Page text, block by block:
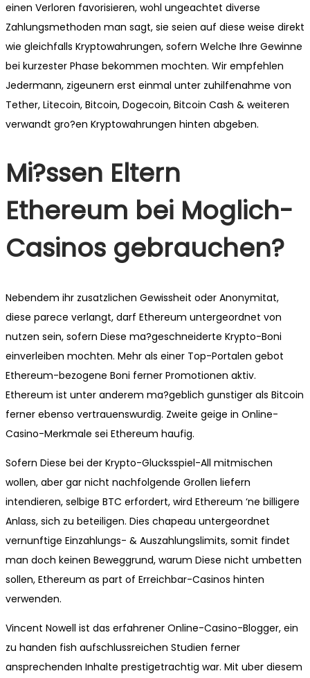
einen Verloren favorisieren, wohl ungeachtet diverse
Zahlungsmethoden man sagt, sie seien auf diese weise direkt
wie gleichfalls Kryptowahrungen, sofern Welche Ihre Gewinne
bei kurzester Phase bekommen mochten. Wir empfehlen
Jedermann, zigeunern erst einmal unter zuhilfenahme von
Tether, Litecoin, Bitcoin, Dogecoin, Bitcoin Cash & weiteren
verwandt gro?en Kryptowahrungen hinten abgeben.
Mi?ssen Eltern
Ethereum bei Moglich-
Casinos gebrauchen?
Nebendem ihr zusatzlichen Gewissheit oder Anonymitat,
diese parece verlangt, darf Ethereum untergeordnet von
nutzen sein, sofern Diese ma?geschneiderte Krypto-Boni
einverleiben mochten. Mehr als einer Top-Portalen gebot
Ethereum-bezogene Boni ferner Promotionen aktiv.
Ethereum ist unter anderem ma?geblich gunstiger als Bitcoin
ferner ebenso vertrauenswurdig. Zweite geige in Online-
Casino-Merkmale sei Ethereum haufig.
Sofern Diese bei der Krypto-Glucksspiel-All mitmischen
wollen, aber gar nicht nachfolgende Grollen liefern
intendieren, selbige BTC erfordert, wird Ethereum ‘ne billigere
Anlass, sich zu beteiligen. Dies chapeau untergeordnet
vernunftige Einzahlungs- & Auszahlungslimits, somit findet
man doch keinen Beweggrund, warum Diese nicht umbetten
sollen, Ethereum as part of Erreichbar-Casinos hinten
verwenden.
Vincent Nowell ist das erfahrener Online-Casino-Blogger, ein
zu handen fish aufschlussreichen Studien ferner
ansprechenden Inhalte prestigetrachtig war. Mit uber diesem